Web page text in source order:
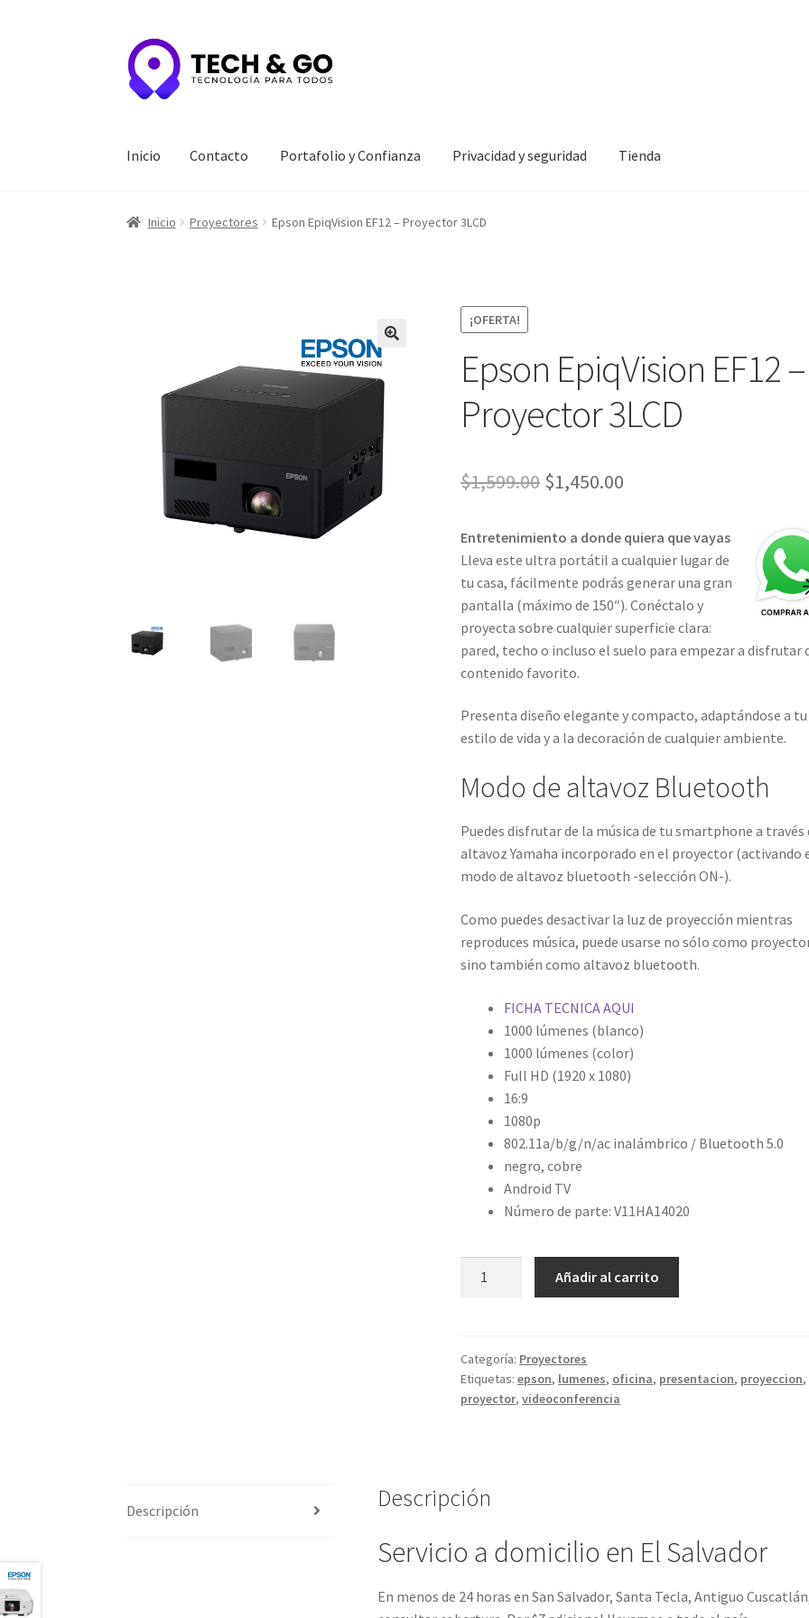
Ir
a
la
Ir
al
contenido
Inicio Contacto Portafolio y Confianza Privacidad y seguridad Tienda
Inicio Contacto Portafolio y Confianza Privacidad y seguridad
Inicio Proyectores Epson EpiqVision EF12 – Proyector 3LCD
¡OFERTA!
Epson EpiqVision EF12 –
Proyector 3LCD
$1,599.00 El
original
era:
$1,599.00.
$1,450.00
actual
es:
$1,450.00.
Entretenimiento a donde quiera que vayas
Lleva este ultra portátil a cualquier lugar de
tu casa, fácilmente podrás generar una gran
pantalla (máximo de 150″). Conéctalo y
proyecta sobre cualquier superficie clara:
pared, techo o incluso el suelo para empezar a disfrutar
contenido favorito.
Presenta diseño elegante y compacto, adaptándose a tu
estilo de vida y a la decoración de cualquier ambiente.
Modo de altavoz Bluetooth
Puedes disfrutar de la música de tu smartphone a través
altavoz Yamaha incorporado en el proyector (activando
modo de altavoz bluetooth -selección ON-).
Como puedes desactivar la luz de proyección mientras
reproduces música, puede usarse no sólo como
sino también como altavoz bluetooth.
FICHA TECNICA AQUI
1000 lúmenes (blanco)
1000 lúmenes (color)
Full HD (1920 x 1080)
16:9
1080p
802.11a/b/g/n/ac inalámbrico / Bluetooth 5.0
negro, cobre
Android TV
Número de parte:V11HA14020
Proyector
3LCD
cantidad
Añadir al carrito
Categoría: Proyectores
Etiquetas:epson, lumenes, oficina, presentacion, proyeccion,
proyector,videoconferencia
Descripción Descripción
Servicio a domicilio en El Salvador
En menos de 24 horas en San Salvador, Santa Tecla, Antiguo